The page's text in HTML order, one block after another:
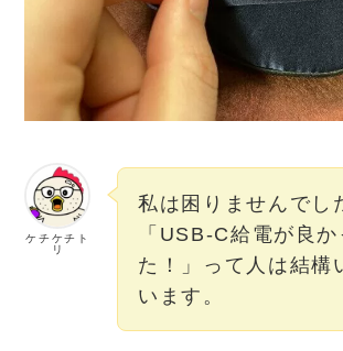
ケチケチト
リ
私は困りませんでし
「USB-C給電が良か
た！」って人は結構
います。